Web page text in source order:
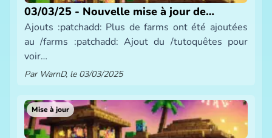
03/03/25 - Nouvelle mise à jour de
SmeltBlock
Ajouts :patchadd: Plus de farms ont été ajoutées
au /farms :patchadd: Ajout du /tutoquêtes pour
voir…
Par WarnD, le 03/03/2025
Mise à jour